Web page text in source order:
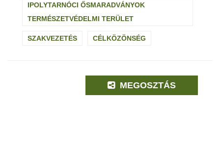
IPOLYTARNÓCI ŐSMARADVÁNYOK
TERMÉSZETVÉDELMI TERÜLET
SZAKVEZETÉS CÉLKÖZÖNSÉG
MEGOSZTÁS